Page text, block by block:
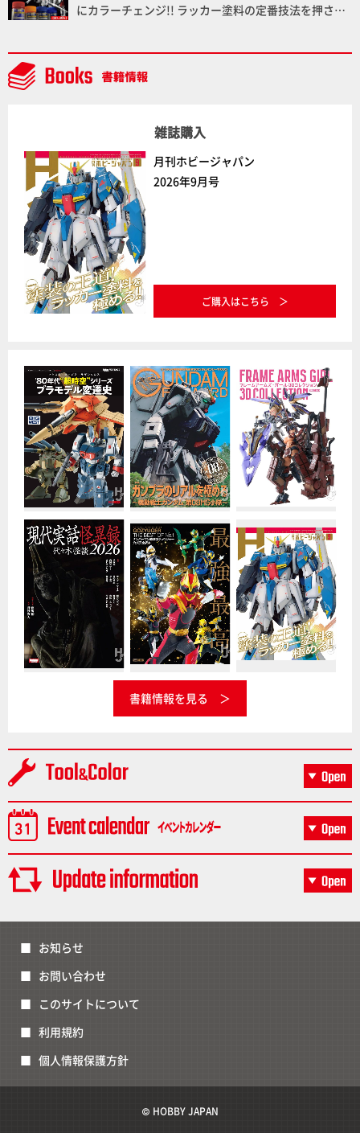
にカラーチェンジ!! ラッカー塗料の定番技法を押さえ
雑誌購入
月刊ホビージャパン
2026年9月号
ご購入はこちら
書籍情報を見る
お知らせ
お問い合わせ
このサイトについて
利用規約
個人情報保護方針
© HOBBY JAPAN